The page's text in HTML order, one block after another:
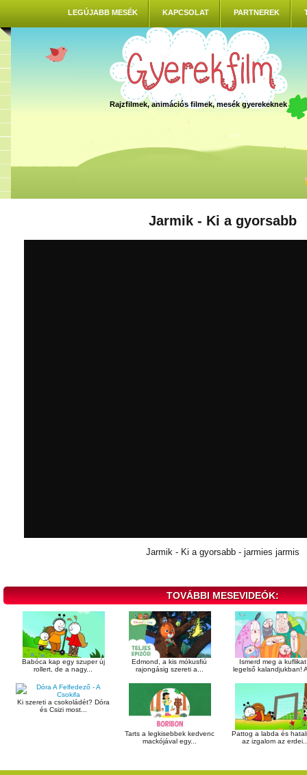
LEGÚJABB MESÉK KAPCSOLAT PARTNEREK
Rajzfilmek, animációs filmek, mesék gyerekeknek
Jarmik - Ki a gyorsabb
Jarmik - Ki a gyorsabb - jarmies jarmis
TOVÁBBI MESEVIDEÓK:
Babóca kap egy szuper új
rollert, de a nagy...
Edmond, a kis mókusfiú
rajongásig szereti a...
Ismerd meg a
legelső kalandjukban!
Ki szereti a csokoládét? Dóra
és Csizi most...
Tarts a legkisebbek kedvenc
mackójával egy...
Pattog a labda és
az izgalom az